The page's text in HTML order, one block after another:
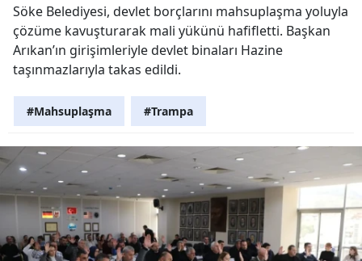
Söke Belediyesi, devlet borçlarını mahsuplaşma yoluyla
çözüme kavuşturarak mali yükünü hafifletti. Başkan
Arıkan’ın girişimleriyle devlet binaları Hazine
taşınmazlarıyla takas edildi.
#Mahsuplaşma #Trampa